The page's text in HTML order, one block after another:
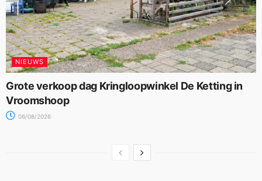
NIEUWS
Grote verkoop dag Kringloopwinkel De Ketting in
Vroomshoop
06/08/2026